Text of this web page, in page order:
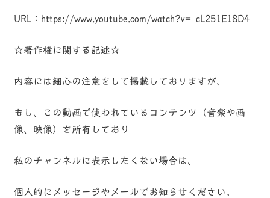
URL：https://www.youtube.com/watch?v=_cL251E18D4
☆著作権に関する記述☆
内容には細心の注意をして掲載しておりますが、
もし、この動画で使われているコンテンツ（音楽や画
像、映像）を所有しており
私のチャンネルに表示したくない場合は、
個人的にメッセージやメールでお知らせください。